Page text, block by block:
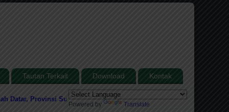
Tautan Terkait Download Kontak
Provinsi Sumatera Barat Media Informasi dan Sarana Komunikasi
Powered by Translate